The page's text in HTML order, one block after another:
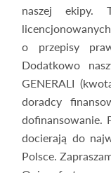
naszej ekipy.
o przepisy
Dodatkowo
GENERALI
doradcy
dofinansowanie.
docierają do
Polsce.